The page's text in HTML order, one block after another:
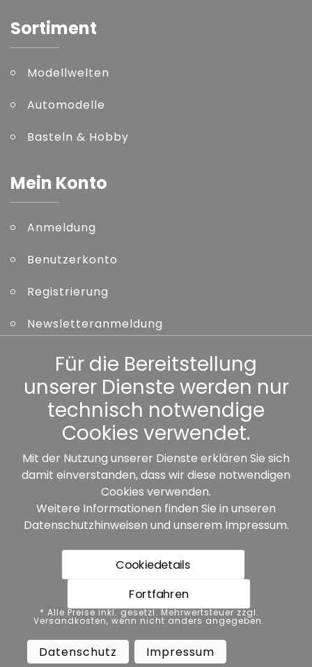
Sortiment
Modellwelten
Automodelle
Basteln & Hobby
Mein Konto
Anmeldung
Benutzerkonto
Registrierung
Newsletteranmeldung
Kennwort vergessen
Sonstiges
Unsere Partner:
* Alle Preise inkl. gesetzl. Mehrwertsteuer zzgl.
Versandkosten, wenn nicht anders angegeben.
Datenschutz Impressum
Für die Bereitstellung
unserer Dienste werden nur
technisch notwendige
Cookies verwendet.
Mit der Nutzung unserer Dienste erklären Sie sich
damit einverstanden, dass wir diese notwendigen
Cookies verwenden.
Weitere Informationen finden Sie in unseren
Datenschutzhinweisen und unserem Impressum.
Cookiedetails
Fortfahren
* Alle Preise inkl. gesetzl. Mehrwertsteuer zzgl.
Versandkosten, wenn nicht anders angegeben.
Datenschutz Impressum